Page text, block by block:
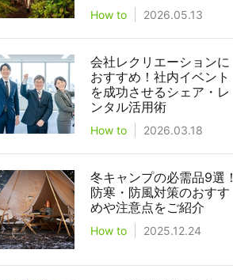
How to 2026.05.13
会社レクリエーションに
おすすめ！社内イベント
を成功させるシェア・レ
ンタル活用術
How to 2026.03.18
冬キャンプの必需品9選！
防寒・防風対策のおすす
めや注意点をご紹介
How to 2025.12.24